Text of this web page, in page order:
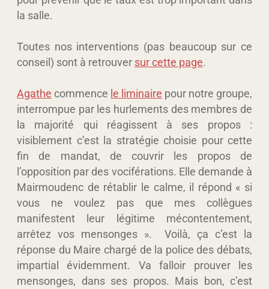
la salle.
Toutes nos interventions (pas beaucoup sur ce
conseil) sont à retrouver sur cette page.
Agathe commence le liminaire pour notre groupe,
interrompue par les hurlements des membres de
la majorité qui réagissent à ses propos :
visiblement c’est la stratégie choisie pour cette
fin de mandat, de couvrir les propos de
l’opposition par des vociférations. Elle demande à
Mairmoudenc de rétablir le calme, il répond « si
vous ne voulez pas que mes collègues
manifestent leur légitime mécontentement,
arrêtez vos mensonges ». Voilà, ça c’est la
réponse du Maire chargé de la police des débats,
impartial évidemment. Va falloir prouver les
mensonges, dans ses propos. Mais bon, c’est